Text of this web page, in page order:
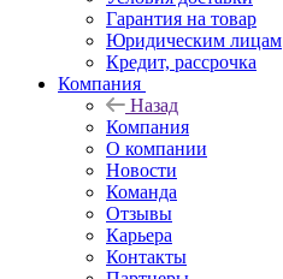
Гарантия на товар
Юридическим лицам
Кредит, рассрочка
Компания
Назад
Компания
О компании
Новости
Команда
Отзывы
Карьера
Контакты